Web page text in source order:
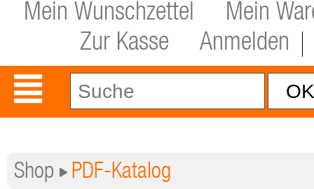
Mein Wunschzettel
Mein
Zur Kasse
Anmelden
Shop PDF-Katalog